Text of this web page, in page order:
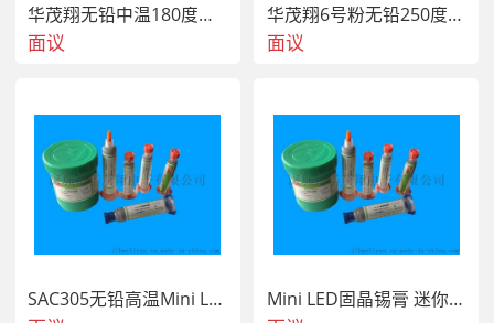
华茂翔无铅中温180度熔点大功率LED固晶针筒锡膏
面议
华茂翔6号粉无铅250度熔点SnSb10封装固晶针筒锡膏
面议
SAC305无铅高温Mini LED固晶印刷锡膏 Mini LED固晶锡膏 迷你LED封装锡膏